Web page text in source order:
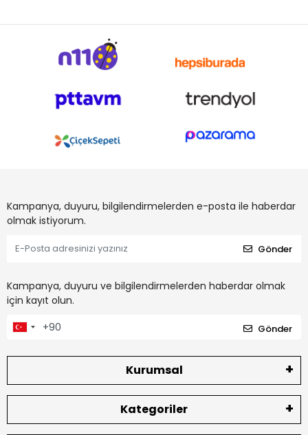
Kampanya, duyuru, bilgilendirmelerden e-posta ile haberdar
olmak istiyorum.
Gönder
Kampanya, duyuru ve bilgilendirmelerden haberdar olmak
için kayıt olun.
Gönder
Kurumsal
Kategoriler